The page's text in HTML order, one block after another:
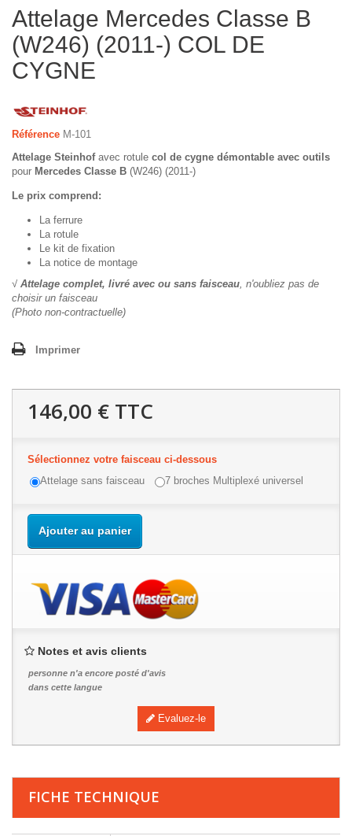
Attelage Mercedes Classe B
(W246) (2011-) COL DE
CYGNE
Référence M-101
Attelage Steinhofavec rotule col de cygne démontable avec outils
pour Mercedes Classe B (W246) (2011-)
Le prix comprend:
La ferrure
La rotule
Le kit de fixation
La notice de montage
√ Attelage complet, livré avec ou sans faisceau, n'oubliez pas de
choisir un faisceau
(Photo non-contractuelle)
Imprimer
146,00 € TTC
Sélectionnez votre faisceau ci-dessous
Attelage sans faisceau
7 broches Multiplexé universel
Ajouter au panier
Notes et avis clients
personne n'a encore posté d'avis
dans cette langue
Evaluez-le
FICHE TECHNIQUE